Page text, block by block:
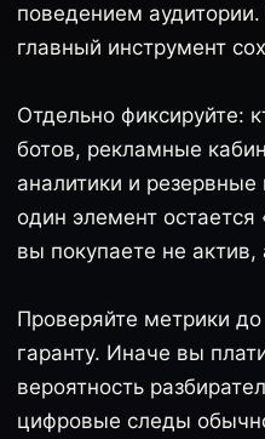
поведением
главный инструмент
Отдельно фиксируйте:
ботов, рекламные
аналитики и
один элемент остается
вы покупаете не
Проверяйте метрики
гаранту. Иначе вы
вероятность
цифровые следы